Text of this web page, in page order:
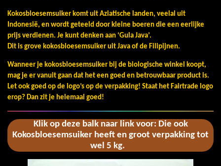
Kokosbloesemsuiker komt uit Aziatische landen, veelal uit
Indonesië, en wordt geteeld door kleine boeren die een eerlijke
prijs verdienen. Je kunt denken aan ‘Gula Java’.
Dit is grove kokosbloesemsuiker uit Java of de Filipijnen.
Wanneer je kokosbloesemsuiker bij de biologische winkel koopt,
mag je er vanuit gaan dat het een goed en betrouwbaar product is.
Let ook goed op de logo’s op de verpakking! Staat het Fairtrade logo
erop? Dan zit je helemaal goed!
Klik op deze balk naar link voor: Die ook
Kokosbloesemsuiker heeft en groot verpakking tot
wel 5 kg.